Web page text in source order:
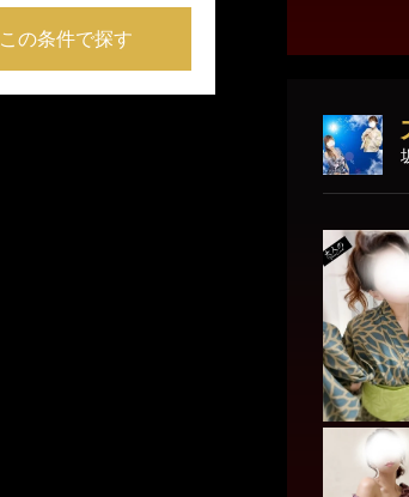
この条件で探す